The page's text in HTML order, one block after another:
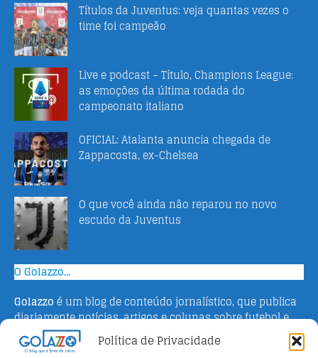
Política de Privacidade
Títulos da Juventus: veja quantas vezes o
time foi campeão
Live e podcast – Título, Champions League:
as emoções da última rodada do
campeonato italiano
OFICIAL: Atalanta anuncia chegada de
Zappacosta, ex-Chelsea
O que você ainda não reparou no novo
escudo da Juventus
O Golazzo...
Golazzo é um blog de conteúdo jornalístico, que publica
diariamente notícias, artigos e colunas sobre futebol e
campeonato italiano. Fundado em 2016 pelo jornalista
Adriano Bertin, o site tem como objetivo informar o